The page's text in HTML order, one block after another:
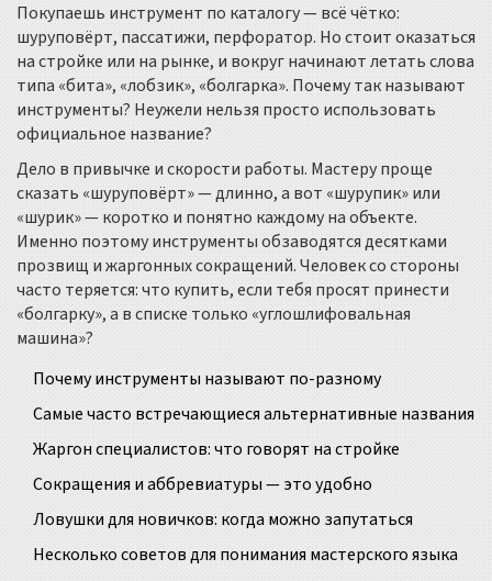
Покупаешь инструмент по каталогу — всё чётко:
шуруповёрт, пассатижи, перфоратор. Но стоит оказаться
на стройке или на рынке, и вокруг начинают летать слова
типа «бита», «лобзик», «болгарка». Почему так называют
инструменты? Неужели нельзя просто использовать
официальное название?
Дело в привычке и скорости работы. Мастеру проще
сказать «шуруповёрт» — длинно, а вот «шурупик» или
«шурик» — коротко и понятно каждому на объекте.
Именно поэтому инструменты обзаводятся десятками
прозвищ и жаргонных сокращений. Человек со стороны
часто теряется: что купить, если тебя просят принести
«болгарку», а в списке только «углошлифовальная
машина»?
Почему инструменты называют по-разному
Самые часто встречающиеся альтернативные названия
Жаргон специалистов: что говорят на стройке
Сокращения и аббревиатуры — это удобно
Ловушки для новичков: когда можно запутаться
Несколько советов для понимания мастерского языка